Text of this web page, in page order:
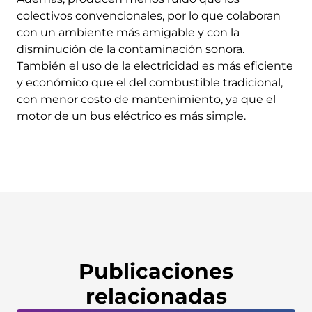
colectivos convencionales, por lo que colaboran
con un ambiente más amigable y con la
disminución de la contaminación sonora.
También el uso de la electricidad es más eficiente
y económico que el del combustible tradicional,
con menor costo de mantenimiento, ya que el
motor de un bus eléctrico es más simple.
Publicaciones
relacionadas